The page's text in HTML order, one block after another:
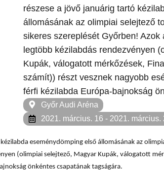
részese a jövő januárig tartó
állomásának az olimpiai selejtező
sikeres szereplését Győrben!
legtöbb kézilabdás rendezvényen
Kupák, válogatott mérkőzések,
számít)) részt vesznek nagyobb
férfi kézilabda Európa-bajnokság
Győr Audi Aréna
2021. március. 16 - 2021. március.
eseménydömping első állomásának az
(olimpiai selejtező, Magyar Kupák, válogatott
önkéntes csapatának tagságára.